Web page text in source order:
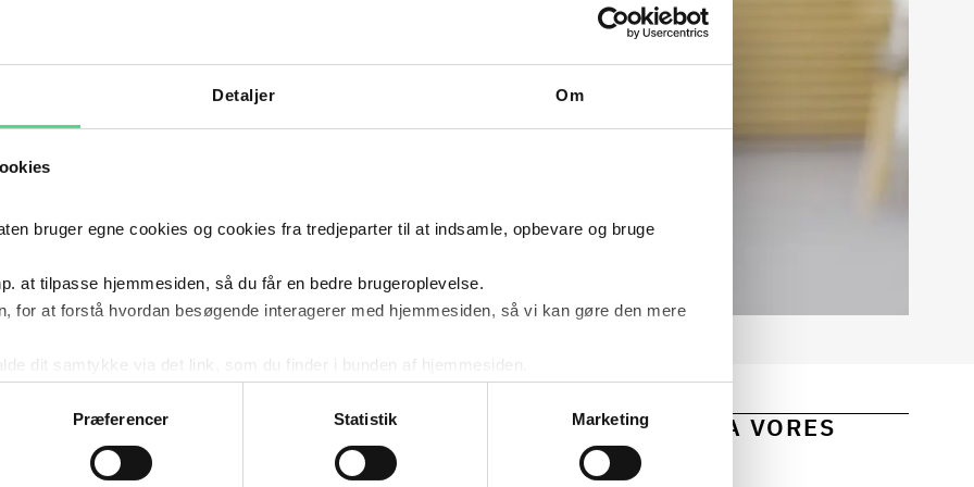
Detaljer Om
bruger egne cookies og cookies fra tredjeparter til at indsamle, opbevare og bruge
at tilpasse hjemmesiden, så du får en bedre brugeroplevelse.
for at forstå hvordan besøgende interagerer med hjemmesiden, så vi kan gøre den mere
dit samtykke via det link, som du finder i bunden af hjemmesiden.
af personoplysninger her.
Præferencer Statistik Marketing
OPDATERET: FÅ JURIDISK VIDEN OG INDSIGTER FRA VORES
DIREKTE I DIN INDBAKKE